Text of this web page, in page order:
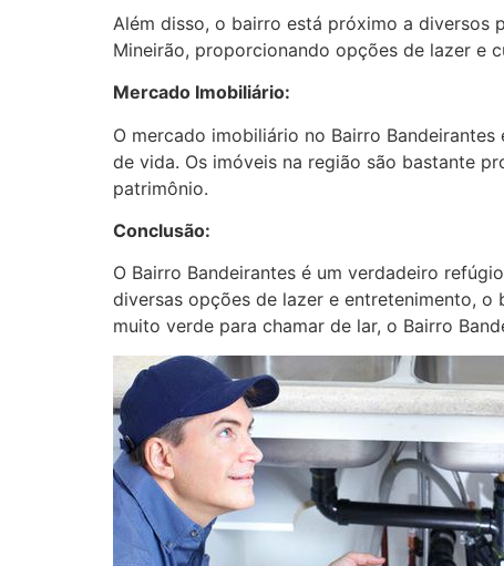
Além disso, o bairro está próximo a diversos
Mineirão, proporcionando opções de lazer e
Mercado Imobiliário:
O mercado imobiliário no Bairro
de vida. Os imóveis na região são bastante
patrimônio.
Conclusão:
O Bairro Bandeirantes é um verdadeiro
diversas opções de lazer e entretenimento,
muito verde para chamar de lar, o Bairro